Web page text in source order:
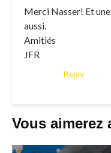
Merci Nasser! Et
aussi.
Amitiés
JFR
Reply
Vous aimerez